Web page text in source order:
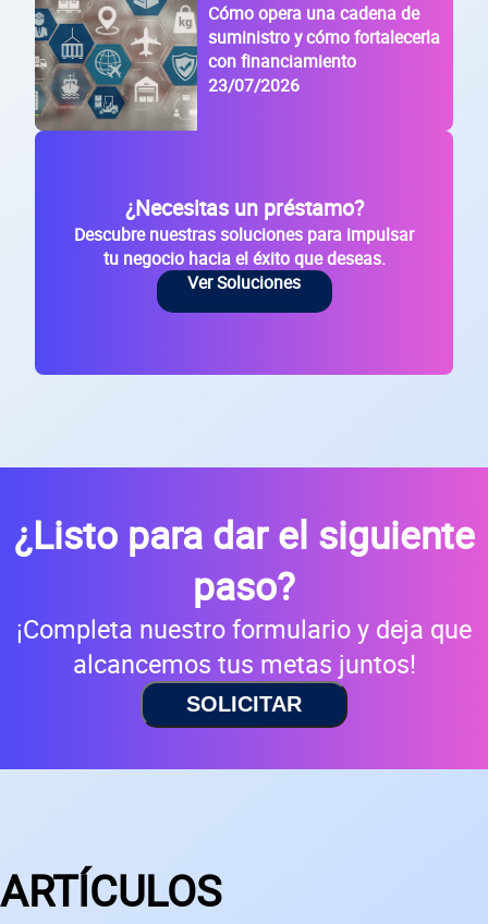
Cómo opera una cadena de
suministro y cómo fortalecerla
con financiamiento
23/07/2026
¿Necesitas un préstamo?
Descubre nuestras soluciones para impulsar
tu negocio hacia el éxito que deseas.
Ver Soluciones
¿Listo para dar el siguiente
paso?
¡Completa nuestro formulario y deja que
alcancemos tus metas juntos!
SOLICITAR
ARTÍCULOS